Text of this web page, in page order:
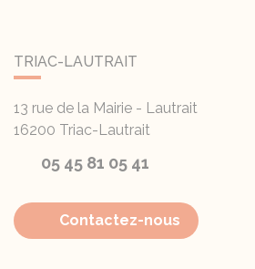
TRIAC-LAUTRAIT
13 rue de la Mairie - Lautrait
16200 Triac-Lautrait
05 45 81 05 41
Contactez-nous